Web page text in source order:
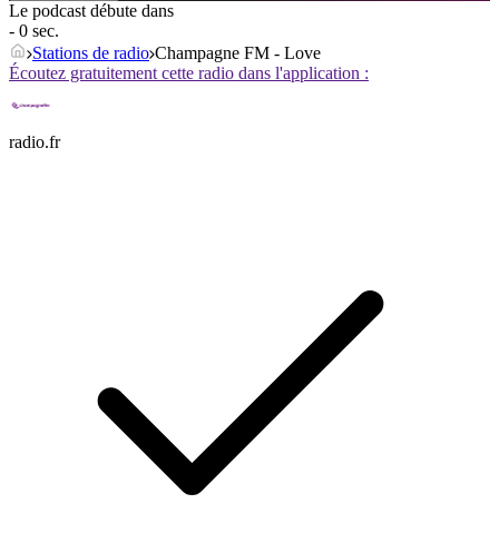
Le podcast débute dans
- 0 sec.
Stations de radio Champagne FM - Love
Écoutez gratuitement cette radio dans l'application :
radio.fr